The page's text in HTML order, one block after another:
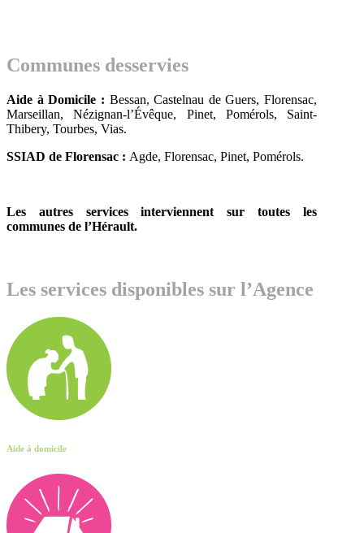
Communes desservies
Aide à Domicile : Bessan, Castelnau de Guers, Florensac,
Marseillan, Nézignan-l’Évêque, Pinet, Pomérols, Saint-
Thibery, Tourbes, Vias.
SSIAD de Florensac : Agde, Florensac, Pinet, Pomérols.
Les autres services interviennent sur toutes les
communes de l’Hérault.
Les services disponibles sur l’Agence
Aide à domicile